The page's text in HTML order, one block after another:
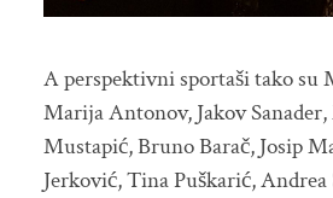
A perspektivni sportaši tako su
Marija Antonov, Jakov
Mustapić, Bruno Barač, Josip
Jerković, Tina Puškarić,